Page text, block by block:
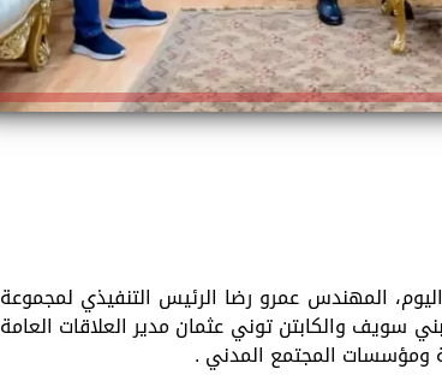
المهندس عمرو رضا الرئيس التنفيذي لمجموعة
والكابتن توني عثمان مدير العلاقات العامة
ومؤسسات المجتمع المدني .